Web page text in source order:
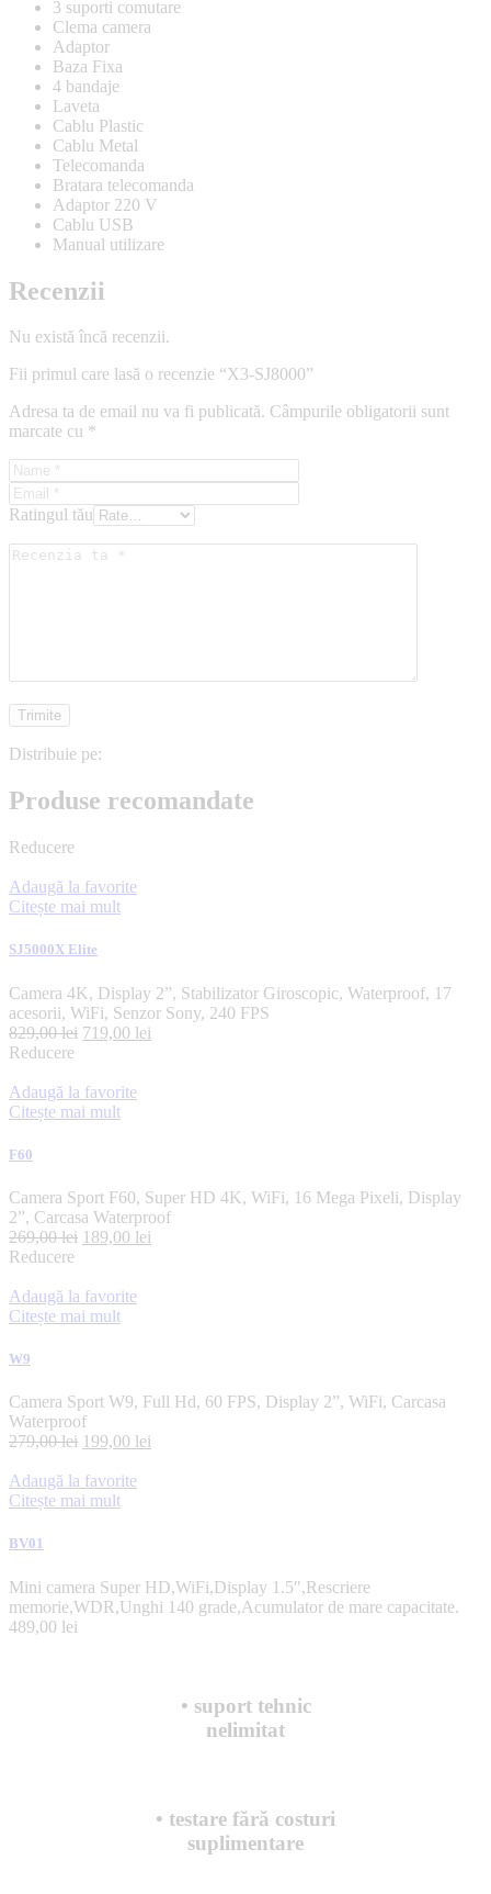
3 suporti comutare
Clema camera
Adaptor
Baza Fixa
4 bandaje
Laveta
Cablu Plastic
Cablu Metal
Telecomanda
Bratara telecomanda
Adaptor 220 V
Cablu USB
Manual utilizare
Recenzii
Nu există încă recenzii.
Fii primul care lasă o recenzie “X3-SJ8000”
Adresa ta de email nu va fi publicată. Câmpurile obligatorii sunt
marcate cu *
Ratingul tău
Distribuie pe:
Produse recomandate
Reducere
Adaugă la favorite
Citește mai mult
SJ5000X Elite
Camera 4K, Display 2”, Stabilizator Giroscopic, Waterproof, 17
acesorii, WiFi, Senzor Sony, 240 FPS
829,00lei 719,00 lei
Reducere
Adaugă la favorite
Citește mai mult
F60
Camera Sport F60, Super HD 4K, WiFi, 16 Mega Pixeli, Display
2”, Carcasa Waterproof
269,00lei 189,00 lei
Reducere
Adaugă la favorite
Citește mai mult
W9
Camera Sport W9, Full Hd, 60 FPS, Display 2”, WiFi, Carcasa
Waterproof
279,00lei 199,00 lei
Adaugă la favorite
Citește mai mult
BV01
Mini camera Super HD,WiFi,Display 1.5″,Rescriere
memorie,WDR,Unghi 140 grade,Acumulator de mare capacitate.
489,00 lei
• suport tehnic
nelimitat
• testare fără costuri
suplimentare